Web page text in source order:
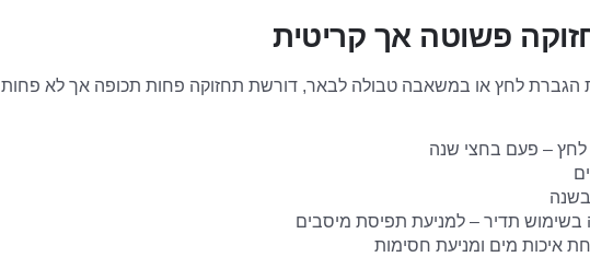
פשוטה אך קריטית
לחץ או במשאבה טבולה לבאר, דורשת תחזוקה פחות תכופה אך לא פחות
לחץ – פעם בחצי שנה
תדיר – למניעת תפיסת מיסבים
איכות מים ומניעת חסימות